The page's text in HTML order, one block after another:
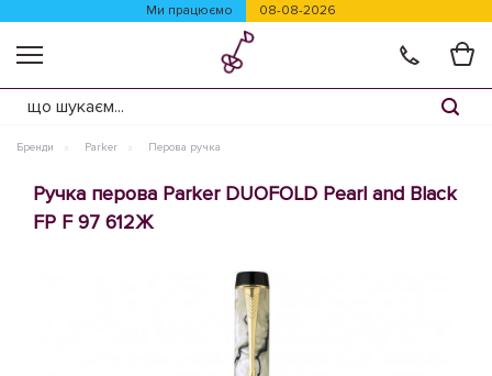
Ми працюємо 08-08-2026
Бренди Parker Перова ручка
Ручка перова Parker DUOFOLD Pearl and Black
FP F 97 612Ж